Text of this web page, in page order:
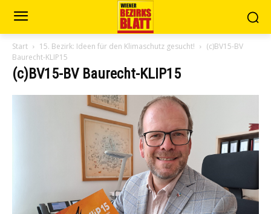
Start 15. Bezirk: Ideen für den Klimaschutz gesucht!
(c)BV15-BV
Baurecht-KLIP15
(c)BV15-BV Baurecht-KLIP15